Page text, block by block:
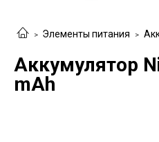
Элементы питания
Аккумулятор
mAh